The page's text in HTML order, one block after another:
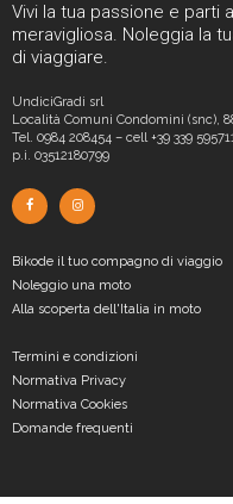
Vivi la tua passione e parti
meravigliosa. Noleggia la
di viaggiare.
UndiciGradi srl
Località Comuni Condomini (snc),
Tel. 0984 208454 – cell +39 339
p.i. 03512180799
Bikode il tuo compagno di viaggio
Noleggio una moto
Alla scoperta dell'Italia in moto
Termini e condizioni
Normativa Privacy
Normativa Cookies
Domande frequenti